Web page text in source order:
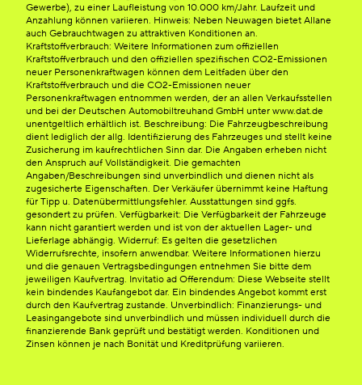
Gewerbe), zu einer Laufleistung von 10.000 km/Jahr. Laufzeit und
Anzahlung können variieren. Hinweis: Neben Neuwagen bietet Allane
auch Gebrauchtwagen zu attraktiven Konditionen an.
Kraftstoffverbrauch: Weitere Informationen zum offiziellen
Kraftstoffverbrauch und den offiziellen spezifischen CO2-Emissionen
neuer Personenkraftwagen können dem Leitfaden über den
Kraftstoffverbrauch und die CO2-Emissionen neuer
Personenkraftwagen entnommen werden, der an allen Verkaufsstellen
und bei der Deutschen Automobiltreuhand GmbH unter www.dat.de
unentgeltlich erhältlich ist. Beschreibung: Die Fahrzeugbeschreibung
dient lediglich der allg. Identifizierung des Fahrzeuges und stellt keine
Zusicherung im kaufrechtlichen Sinn dar. Die Angaben erheben nicht
den Anspruch auf Vollständigkeit. Die gemachten
Angaben/Beschreibungen sind unverbindlich und dienen nicht als
zugesicherte Eigenschaften. Der Verkäufer übernimmt keine Haftung
für Tipp u. Datenübermittlungsfehler. Ausstattungen sind ggfs.
gesondert zu prüfen. Verfügbarkeit: Die Verfügbarkeit der Fahrzeuge
kann nicht garantiert werden und ist von der aktuellen Lager- und
Lieferlage abhängig. Widerruf: Es gelten die gesetzlichen
Widerrufsrechte, insofern anwendbar. Weitere Informationen hierzu
und die genauen Vertragsbedingungen entnehmen Sie bitte dem
jeweiligen Kaufvertrag. Invitatio ad Offerendum: Diese Webseite stellt
kein bindendes Kaufangebot dar. Ein bindendes Angebot kommt erst
durch den Kaufvertrag zustande. Unverbindlich: Finanzierungs- und
Leasingangebote sind unverbindlich und müssen individuell durch die
finanzierende Bank geprüft und bestätigt werden. Konditionen und
Zinsen können je nach Bonität und Kreditprüfung variieren.